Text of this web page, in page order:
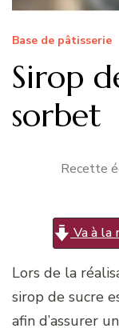
Base de pâtisserie
Sirop
sorbet
Recette
Va à la
Lors de la
sirop de sucre
afin d’assurer